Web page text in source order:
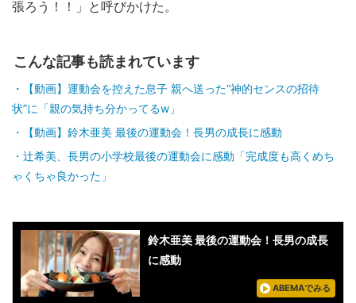
張ろう！！」と呼びかけた。
こんな記事も読まれています
【動画】運動会を控えた息子 親へ送った“神的センスの招待
状”に「親の気持ち分かってるw」
【動画】鈴木亜美 最後の運動会！長男の成長に感動
辻希美、長男の小学校最後の運動会に感動「完成度も高くめち
ゃくちゃ良かった」
鈴木亜美 最後の運動会！長男の成長
に感動
ABEMAでみる